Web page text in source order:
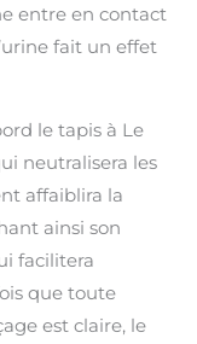
entre en contact
fait un effet
le tapis à Le
neutralisera les
affaiblira la
ainsi son
facilitera
que toute
est claire, le